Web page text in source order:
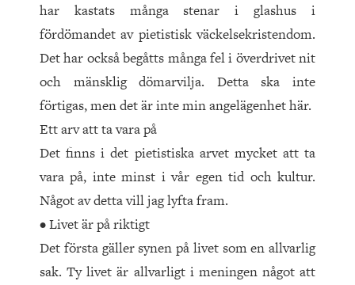
har kastats många stenar i glashus i
fördömandet av pietistisk väckelsekristendom.
Det har också begåtts många fel i överdrivet nit
och mänsklig dömarvilja. Detta ska inte
förtigas, men det är inte min angelägenhet här.
Ett arv att ta vara på
Det finns i det pietistiska arvet mycket att ta
vara på, inte minst i vår egen tid och kultur.
Något av detta vill jag lyfta fram.
• Livet är på riktigt
Det första gäller synen på livet som en allvarlig
sak. Ty livet är allvarligt i meningen något att